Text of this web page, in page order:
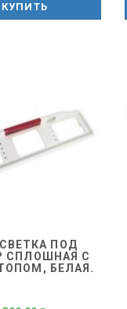
КУПИТЬ
ПОД
СПЛОШНАЯ С
БЕЛАЯ.